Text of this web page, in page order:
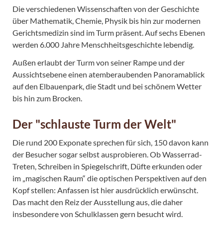
Die verschiedenen Wissenschaften von der Geschichte
über Mathematik, Chemie, Physik bis hin zur modernen
Gerichtsmedizin sind im Turm präsent. Auf sechs Ebenen
werden 6.000 Jahre Menschheitsgeschichte lebendig.
Außen erlaubt der Turm von seiner Rampe und der
Aussichtsebene einen atemberaubenden Panoramablick
auf den Elbauenpark, die Stadt und bei schönem Wetter
bis hin zum Brocken.
Der "schlauste Turm der Welt"
Die rund 200 Exponate sprechen für sich, 150 davon kann
der Besucher sogar selbst ausprobieren. Ob Wasserrad-
Treten, Schreiben in Spiegelschrift, Düfte erkunden oder
im „magischen Raum“ die optischen Perspektiven auf den
Kopf stellen: Anfassen ist hier ausdrücklich erwünscht.
Das macht den Reiz der Ausstellung aus, die daher
insbesondere von Schulklassen gern besucht wird.